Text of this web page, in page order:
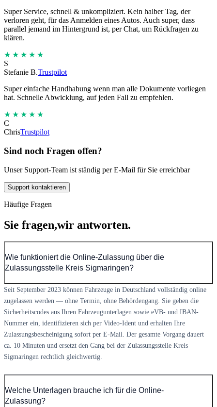
Super Service, schnell & unkompliziert. Kein halber Tag, der
verloren geht, für das Anmelden eines Autos. Auch super, dass
parallel jemand im Hintergrund ist, per Chat, um Rückfragen zu
klären.
★★★★★
S
Stefanie B.Trustpilot
Super einfache Handhabung wenn man alle Dokumente vorliegen
hat. Schnelle Abwicklung, auf jeden Fall zu empfehlen.
★★★★★
C
ChrisTrustpilot
Sind noch Fragen offen?
Unser Support-Team ist ständig per E-Mail für Sie erreichbar
Support kontaktieren
Häufige Fragen
Sie fragen,wir antworten.
Wie funktioniert die Online-Zulassung über die
Zulassungsstelle Kreis Sigmaringen?
Seit September 2023 können Fahrzeuge in Deutschland vollständig online
zugelassen werden — ohne Termin, ohne Behördengang. Sie geben die
Sicherheitscodes aus Ihren Fahrzeugunterlagen sowie eVB- und IBAN-
Nummer ein, identifizieren sich per Video-Ident und erhalten Ihre
Zulassungsbescheinigung sofort per E-Mail. Der gesamte Vorgang dauert
ca. 10 Minuten und ersetzt den Gang bei der Zulassungsstelle Kreis
Sigmaringen rechtlich gleichwertig.
Welche Unterlagen brauche ich für die Online-
Zulassung?